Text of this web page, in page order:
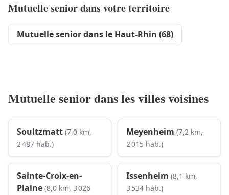
Mutuelle senior dans votre territoire
Mutuelle senior dans le Haut-Rhin (68)
Mutuelle senior dans les villes voisines
Soultzmatt (7,0 km,
2 487 hab.)
Meyenheim (7,2 km,
2 015 hab.)
Sainte-Croix-en-
Plaine (8,0 km, 3 026
Issenheim (8,1 km,
3 534 hab.)